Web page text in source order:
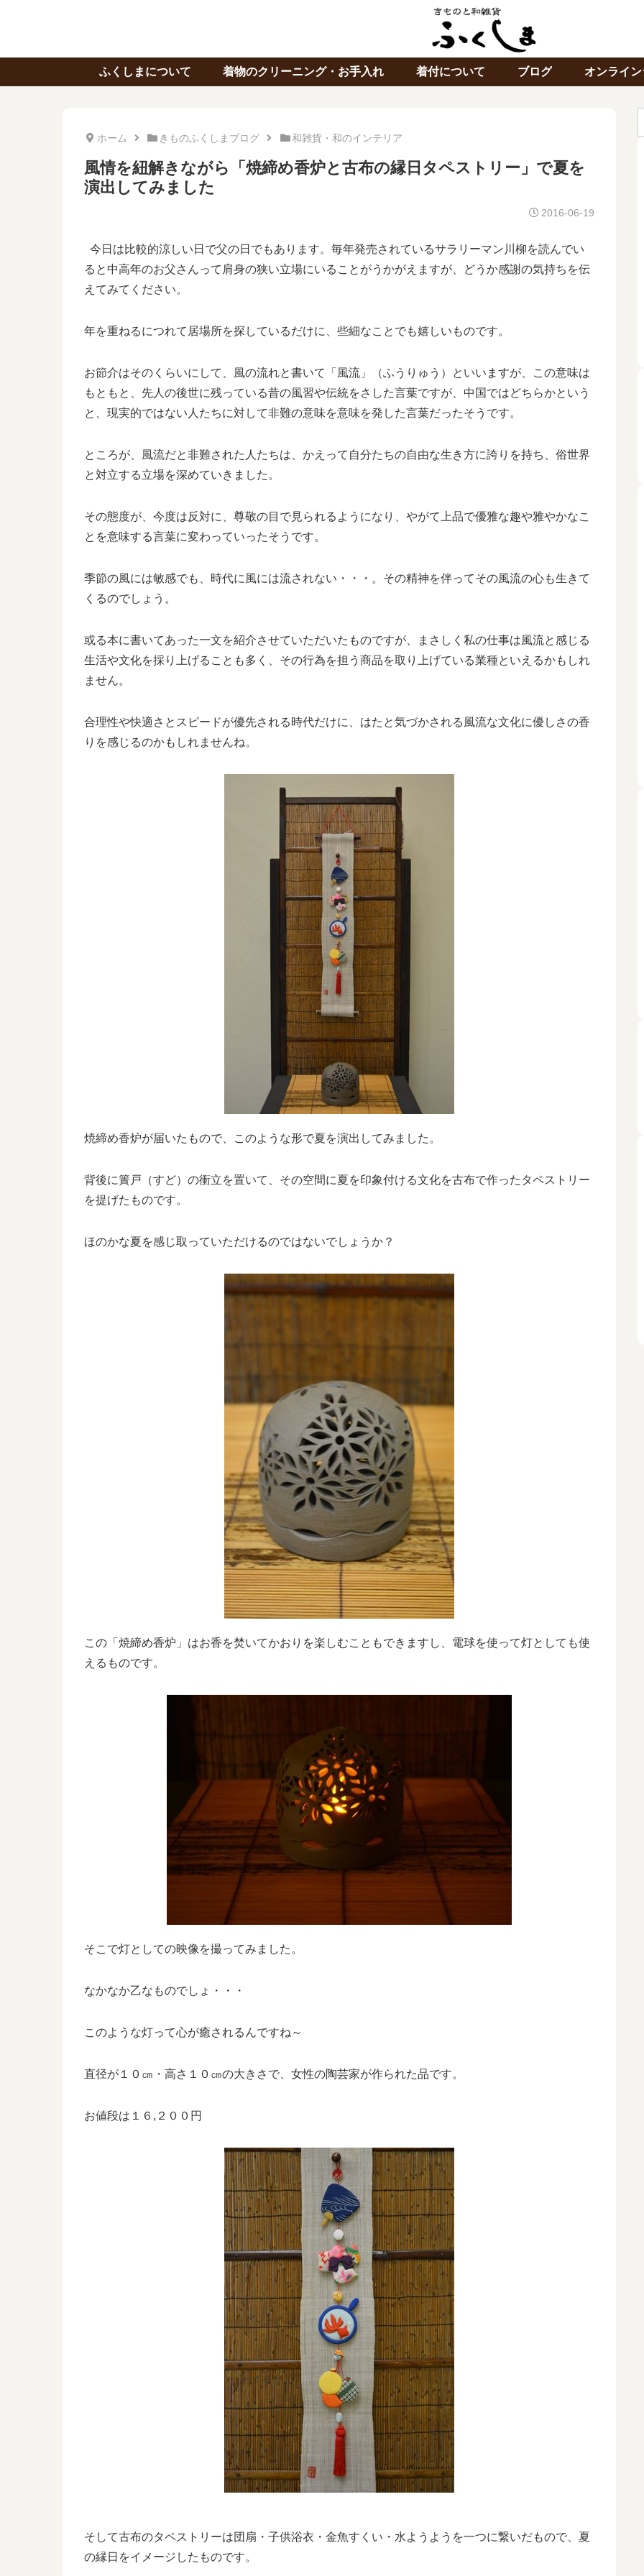
ふくしまについて 着物のクリーニング・お手入れ 着付について ブログ オンライ
ホーム きものふくしまブログ 和雑貨・和のインテリア
風情を紐解きながら「焼締め香炉と古布の縁日タペストリー」で夏を
演出してみました
2016-06-19
今日は比較的涼しい日で父の日でもあります。毎年発売されているサラリーマン川柳を読んでい
ると中高年のお父さんって肩身の狭い立場にいることがうかがえますが、どうか感謝の気持ちを伝
えてみてください。
年を重ねるにつれて居場所を探しているだけに、 些細なことでも嬉しいものです。
お節介はそのくらいにして、風の流れと書いて「風流」（ふうりゅう）といいますが、この意味は
もともと、先人の後世に残っている昔の風習や伝統をさした言葉ですが、中国ではどちらかという
と、現実的ではない人たちに対して非難の意味を意味を発した言葉だったそうです。
ところが、風流だと非難された人たちは、かえって自分たちの自由な生き方に誇りを持ち、俗世界
と対立する立場を深めていきました。
その態度が、今度は反対に、尊敬の目で見られるようになり、やがて上品で優雅な趣や雅やかなこ
とを意味する言葉に変わっていったそうです。
季節の風には敏感でも、時代に風には流されない・・・。その精神を伴ってその風流の心も生きて
くるのでしょう。
或る本に書いてあった一文を紹介させていただいたものですが、まさしく私の仕事は風流と感じる
生活や文化を採り上げることも多く、その行為を担う商品を取り上げている業種といえるかもしれ
ません。
合理性や快適さとスピードが優先される時代だけに、はたと気づかされる風流な文化に優しさの香
りを感じるのかもしれませんね。
焼締め香炉が届いたもので、このような形で夏を演出してみました。
背後に簀戸（すど）の衝立を置いて、その空間に夏を印象付ける文化を古布で作ったタペストリー
を提げたものです。
ほのかな夏を感じ取っていただけるのではないでしょうか？
この「焼締め香炉」はお香を焚いてかおりを楽しむこともできますし、電球を使って灯としても使
えるものです。
そこで灯としての映像を撮ってみました。
なかなか乙なものでしょ・・・
このような灯って心が癒されるんですね～
直径が１０㎝・高さ１０㎝の大きさで、女性の陶芸家が作られた品です。
お値段は１６,２００円
そして古布のタペストリーは団扇・子供浴衣・金魚すくい・水ようようを一つに繋いだもので、夏
の縁日をイメージしたものです。